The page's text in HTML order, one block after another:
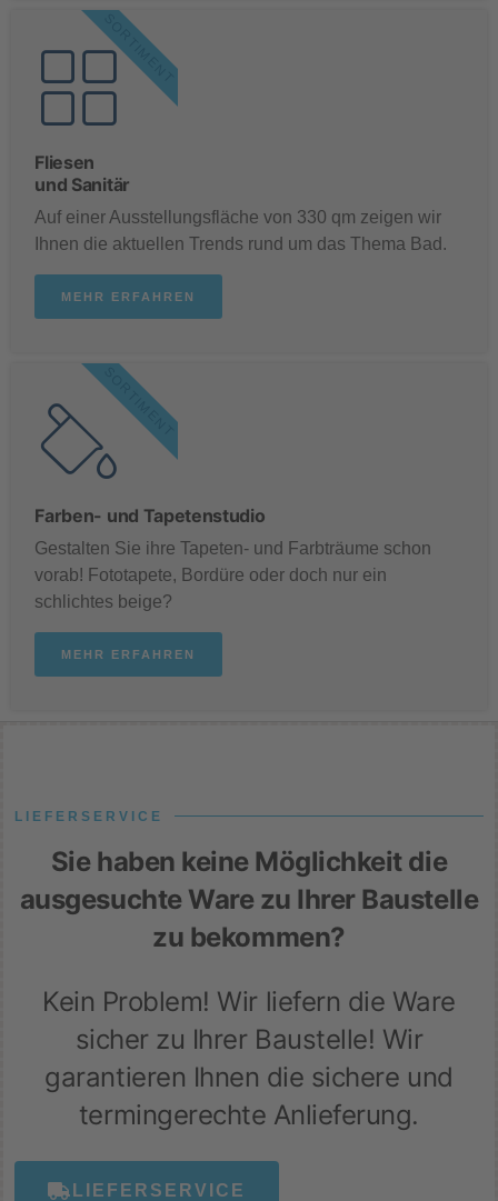
Fliesen
und Sanitär
Auf einer Ausstellungsfläche von 330 qm zeigen wir
Ihnen die aktuellen Trends rund um das Thema Bad.
MEHR ERFAHREN
SORTIMENT
Farben- und Tapetenstudio
Gestalten Sie ihre Tapeten- und Farbträume schon
vorab! Fototapete, Bordüre oder doch nur ein
schlichtes beige?
MEHR ERFAHREN
SORTIMENT
LIEFERSERVICE
Sie haben keine Möglichkeit die
ausgesuchte Ware zu Ihrer Baustelle
zu bekommen?
Kein Problem! Wir liefern die Ware
sicher zu Ihrer Baustelle! Wir
garantieren Ihnen die sichere und
termingerechte Anlieferung.
LIEFERSERVICE